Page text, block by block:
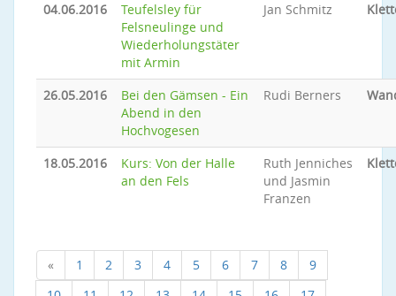
04.06.2016
Teufelsley für
Felsneulinge und
Wiederholungstäter
mit Armin
Jan Schmitz
26.05.2016
Bei den Gämsen - Ein
Abend in den
Hochvogesen
Rudi Berners
18.05.2016
Kurs: Von der Halle
an den Fels
Ruth Jenniches
und Jasmin
Franzen
« 1 2 3 4 5 6 7 8
9